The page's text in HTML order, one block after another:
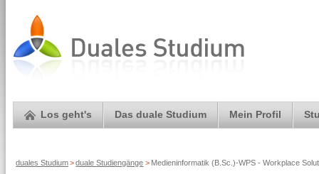
Los geht's Das duale Studium Mein Profil
duales Studium> duale Studiengänge > Medieninformatik (B.Sc.)-WPS - Workplace